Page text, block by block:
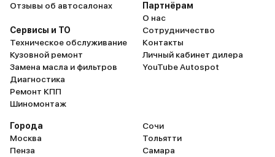
Отзывы об автосалонах
Сервисы и ТО
Техническое обслуживание
Кузовной ремонт
Замена масла и фильтров
Диагностика
Ремонт КПП
Шиномонтаж
Партнёрам
О нас
Сотрудничество
Контакты
Личный кабинет дилера
YouTube Autospot
Города
Москва
Пенза
Сочи
Тольятти
Самара